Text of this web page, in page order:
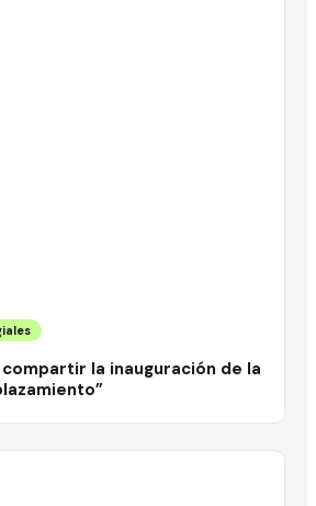
la inauguración de la